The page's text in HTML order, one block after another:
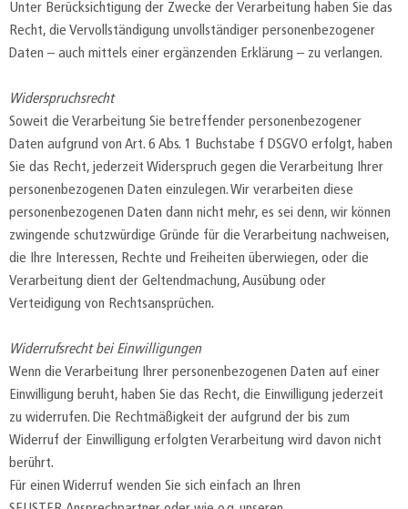
Unter Berücksichtigung der Zwecke der Verarbeitung haben Sie das
Recht, die Vervollständigung unvollständiger personenbezogener
Daten – auch mittels einer ergänzenden Erklärung – zu verlangen.
Widerspruchsrecht
Soweit die Verarbeitung Sie betreffender personenbezogener
Daten aufgrund von Art. 6 Abs. 1 Buchstabe f DSGVO erfolgt, haben
Sie das Recht, jederzeit Widerspruch gegen die Verarbeitung Ihrer
personenbezogenen Daten einzulegen. Wir verarbeiten diese
personenbezogenen Daten dann nicht mehr, es sei denn, wir können
zwingende schutzwürdige Gründe für die Verarbeitung nachweisen,
die Ihre Interessen, Rechte und Freiheiten überwiegen, oder die
Verarbeitung dient der Geltendmachung, Ausübung oder
Verteidigung von Rechtsansprüchen.
Widerrufsrecht bei Einwilligungen
Wenn die Verarbeitung Ihrer personenbezogenen Daten auf einer
Einwilligung beruht, haben Sie das Recht, die Einwilligung jederzeit
zu widerrufen. Die Rechtmäßigkeit der aufgrund der bis zum
Widerruf der Einwilligung erfolgten Verarbeitung wird davon nicht
berührt.
Für einen Widerruf wenden Sie sich einfach an Ihren